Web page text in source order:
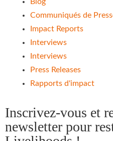
Communiqués de
Impact Reports
Interviews
Interviews
Press Releases
Rapports d'impact
Inscrivez-vous et
newsletter pour